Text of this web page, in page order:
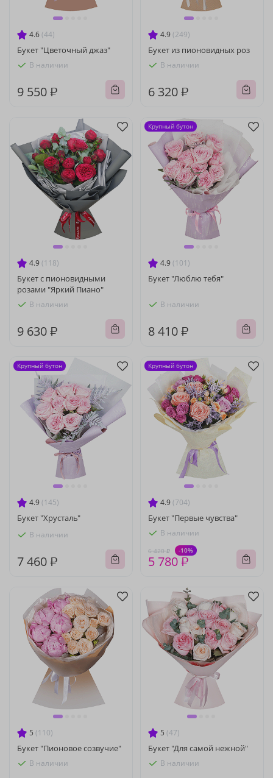
4.6 (44)
Букет "Цветочный джаз"
В наличии
9 550 ₽
4.9 (249)
Букет из пионовидных роз
В наличии
6 320 ₽
4.9 (118)
Букет с пионовидными
розами "Яркий Пиано"
В наличии
9 630 ₽
4.9 (101)
Букет "Люблю тебя"
В наличии
8 410 ₽
Крупный бутон
4.9 (145)
Букет "Хрусталь"
В наличии
7 460 ₽
Крупный бутон
4.9 (704)
Букет "Первые чувства"
В наличии
6 420 ₽ -10%
5 780 ₽
Крупный бутон
5 (110)
Букет "Пионовое созвучие"
В наличии
5 (47)
Букет "Для самой нежной"
В наличии